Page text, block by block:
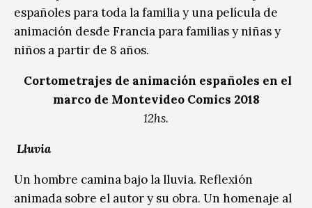
españoles para toda la familia y una película de
animación desde Francia para familias y niñas y
niños a partir de 8 años.
Cortometrajes de animación españoles en el
marco de Montevideo Comics 2018
12hs.
Lluvia
Un hombre camina bajo la lluvia. Reflexión
animada sobre el autor y su obra. Un homenaje al